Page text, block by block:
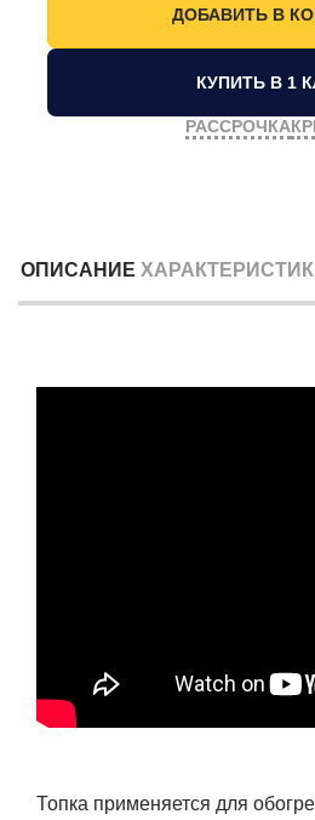
КУПИТЬ В 1
РАССРОЧКА
ОПИСАНИЕ
Топка применяется для